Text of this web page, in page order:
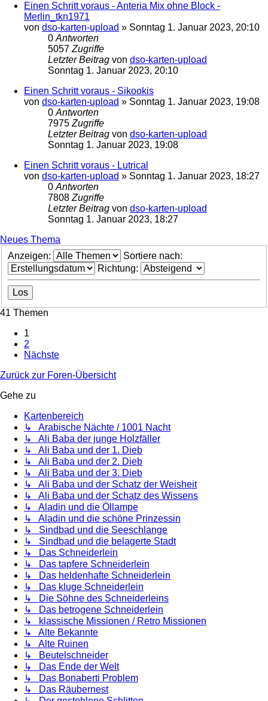
Einen Schritt voraus - Anteria Mix ohne Block -
Merlin_tkn1971
von dso-karten-upload » Sonntag 1. Januar 2023, 20:10
0Antworten
5057Zugriffe
Letzter Beitrag von dso-karten-upload
Sonntag 1. Januar 2023, 20:10
Einen Schritt voraus - Sikookis
von dso-karten-upload » Sonntag 1. Januar 2023, 19:08
0Antworten
7975Zugriffe
Letzter Beitrag von dso-karten-upload
Sonntag 1. Januar 2023, 19:08
Einen Schritt voraus - Lutrical
von dso-karten-upload » Sonntag 1. Januar 2023, 18:27
0Antworten
7808Zugriffe
Letzter Beitrag von dso-karten-upload
Sonntag 1. Januar 2023, 18:27
Neues Thema
Anzeigen:
Sortiere nach:
Richtung:
41 Themen
1
2
Nächste
Zurück zur Foren-Übersicht
Gehe zu
Kartenbereich
↳ Arabische Nächte / 1001 Nacht
↳ Ali Baba der junge Holzfäller
↳ Ali Baba und der 1. Dieb
↳ Ali Baba und der 2. Dieb
↳ Ali Baba und der 3. Dieb
↳ Ali Baba und der Schatz der Weisheit
↳ Ali Baba und der Schatz des Wissens
↳ Aladin und die Öllampe
↳ Aladin und die schöne Prinzessin
↳ Sindbad und die Seeschlange
↳ Sindbad und die belagerte Stadt
↳ Das Schneiderlein
↳ Das tapfere Schneiderlein
↳ Das heldenhafte Schneiderlein
↳ Das kluge Schneiderlein
↳ Die Söhne des Schneiderleins
↳ Das betrogene Schneiderlein
↳ klassische Missionen / Retro Missionen
↳ Alte Bekannte
↳ Alte Ruinen
↳ Beutelschneider
↳ Das Ende der Welt
↳ Das Bonaberti Problem
↳ Das Räubernest